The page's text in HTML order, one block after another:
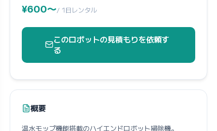
¥600〜/ 1日レンタル
このロボットの見積もりを依頼す
る
概要
温水モップ機能搭載のハイエンドロボット掃除機。